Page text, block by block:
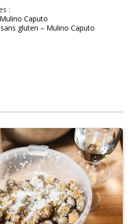
:
Caputo
gluten – Mulino Caputo